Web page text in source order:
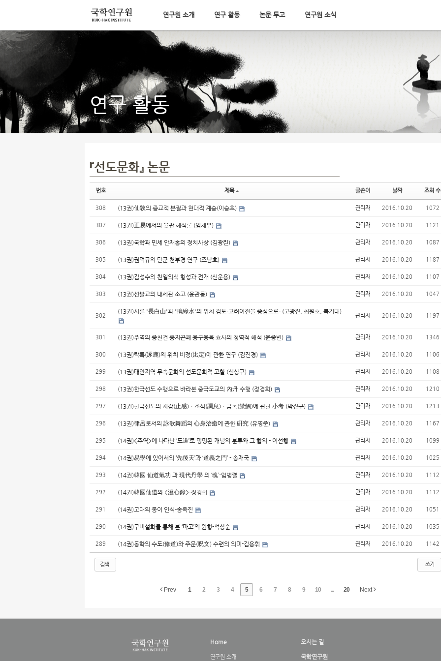
메뉴 건너뛰기
연구원 소개 연구 활동 논문 투고 연구원 소식
연구 활동
『선도문화』 논문
번호 제목 글쓴이 날짜 조회 수
308 (13권)仙敎의 종교적 본질과 현대적 계승(이승호) 관리자 2016.10.20 1072
307 (13권)正易에서의 윷판 해석론 (임채우) 관리자 2016.10.20 1121
306 (13권)국학과 민세 안재홍의 정치사상 (김광린) 관리자 2016.10.20 1087
305 (13권)권덕규의 단군 천부경 연구 (조남호) 관리자 2016.10.20 1187
304 (13권)김성수의 친일의식 형성과 전개 (신운용) 관리자 2016.10.20 1107
303 (13권)선불교의 내세관 소고 (윤관동) 관리자 2016.10.20 1047
302
(13권)시론 '長白山'과 '鴨綠水'의 위치 검토-고려이전을 중심으로- (고광진, 최원호, 복기대)
관리자 2016.10.20 1197
301 (13권)주역의 중천건 중지곤괘 용구용육 효사의 정역적 해석 (윤종빈) 관리자 2016.10.20 1346
300 (13권)탁록(涿鹿)의 위치 비정(比定)에 관한 연구 (김진경) 관리자 2016.10.20 1106
299 (13권)태안지역 무속문화의 선도문화적 고찰 (신상구) 관리자 2016.10.20 1108
298 (13권)한국선도 수행으로 바라본 중국도교의 內丹 수행 (정경희) 관리자 2016.10.20 1210
297 (13권)한국선도의 지감(止感)ㆍ조식(調息)ㆍ금촉(禁觸)에 관한 小考 (박진규) 관리자 2016.10.20 1213
296 (13권)律呂로서의 詠歌舞蹈의 心身治癒에 관한 硏究 (유영준) 관리자 2016.10.20 1167
295 (14권)<주역>에 나타난 ‘도道’로 명명된 개념의 분류와 그 함의 - 이선행 관리자 2016.10.20 1099
294 (14권)易學에 있어서의 ‘先後天’과 ‘道義之門’ - 송재국 관리자 2016.10.20 1025
293 (14권)韓國 仙道氣功 과 現代丹學 의 ‘魂’-임병렬 관리자 2016.10.20 1112
292 (14권)韓國仙道와 <澄心錄>-정경희 관리자 2016.10.20 1112
291 (14권)고대의 동이 인식-송옥진 관리자 2016.10.20 1051
290 (14권)구비설화를 통해 본 ‘마고’의 원형-석상순 관리자 2016.10.20 1035
289 (14권)동학의 수도(修道)와 주문(呪文) 수련의 의미-김용휘 관리자 2016.10.20 1142
검색 쓰기
Prev 1 2 3 4 5 6 7 8 9 10 ... 20 Next
Home
연구원 소개
오시는 길
국학연구원
Sketchbook5, 스케치북5
Sketchbook5, 스케치북5